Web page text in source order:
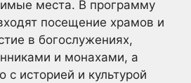
места. В программу
посещение храмов и
в богослужениях,
и монахами, а
с историей и культурой